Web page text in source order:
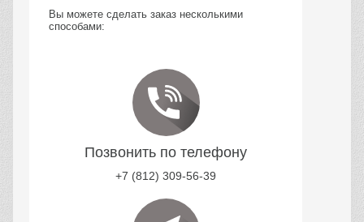
Вы можете сделать заказ несколькими
способами:
Позвонить по телефону
+7 (812) 309-56-39